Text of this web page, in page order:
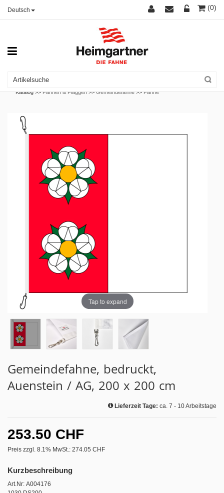
Deutsch (0)
Katalog >>Fahnen & Flaggen >>Gemeindefahne >>Fahne
Tap to expand
Gemeindefahne, bedruckt,
Auenstein / AG, 200 x 200 cm
Lieferzeit Tage: ca. 7 - 10 Arbeitstage
253.50 CHF
Preis zzgl. 8.1% MwSt.: 274.05 CHF
Kurzbeschreibung
Art.Nr: A004176